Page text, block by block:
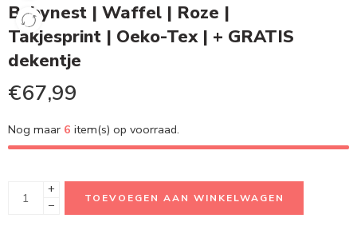
Babynest | Waffel | Roze |
Takjesprint | Oeko-Tex | + GRATIS
dekentje
€67,99
Nog maar 6 item(s) op voorraad.
+
−
TOEVOEGEN AAN WINKELWAGEN